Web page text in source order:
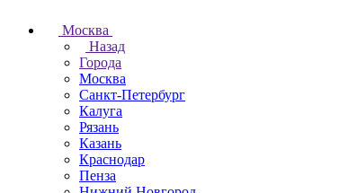
Москва
Назад
Города
Москва
Санкт-Петербург
Калуга
Рязань
Казань
Краснодар
Пенза